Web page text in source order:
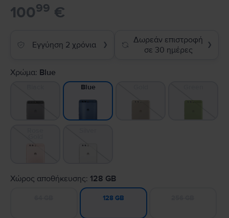
10099 €
Εγγύηση 2 χρόνια ❯
Δωρεάν επιστροφή
σε 30 ημέρες
❯
Χρώμα: Blue
Blue
Χώρος αποθήκευσης: 128 GB
128 GB